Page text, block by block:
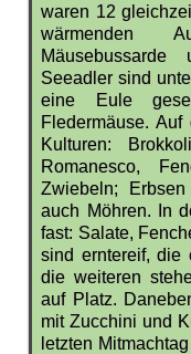
waren 12
wärmenden
Seeadler sind
eine Eule
Fledermäuse.
Kulturen:
Romanesco,
Zwiebeln;
auch Möhren. In
fast: Salate,
sind erntereif, die
die weiteren
auf Platz.
mit Zucchini und
letzten